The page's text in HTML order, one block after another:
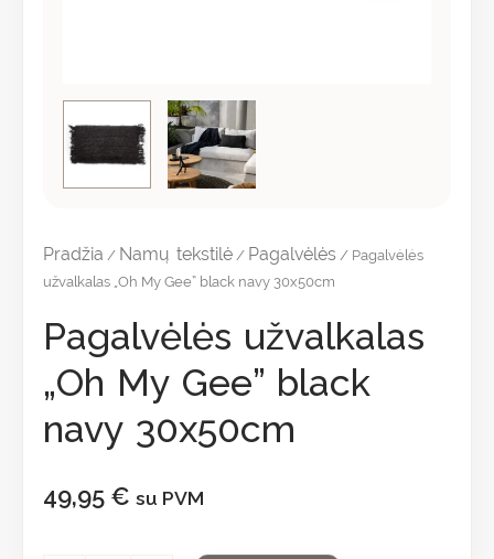
Pradžia / Namų tekstilė / Pagalvėlės / Pagalvėlės
užvalkalas „Oh My Gee” black navy 30x50cm
Pagalvėlės užvalkalas
„Oh My Gee” black
navy 30x50cm
49,95 € su PVM